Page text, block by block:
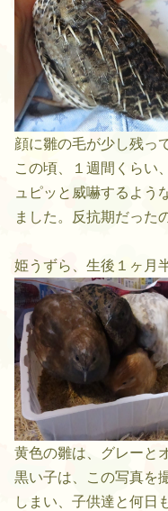
顔に雛の毛が少し残っ
この頃、１週間くらい
ュピッと威嚇するよう
ました。反抗期だった
姫うずら、生後１ヶ月半
黄色の雛は、グレーと
黒い子は、この写真を
しまい、子供達と何日